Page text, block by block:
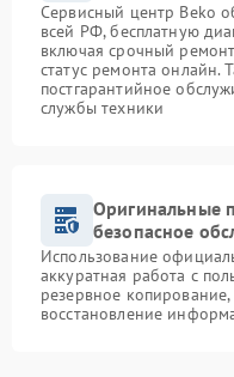
Сервисный центр Beko
всей РФ, бесплатную
включая срочный
статус ремонта онлайн.
постгарантийное
службы техники
Оригинальные
безопасное
Использование
аккуратная работа с
резервное
восстановление